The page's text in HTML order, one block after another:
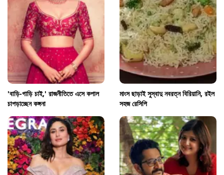
'বাড়ি-গাড়ি চাই,' রাজনীতিতে এসে কপাল
চাপড়াচ্ছেন কঙ্গনা
মাংস ছাড়াই সুস্বাদু নবরত্ন বিরিয়ানি, রইল
সহজ রেসিপি